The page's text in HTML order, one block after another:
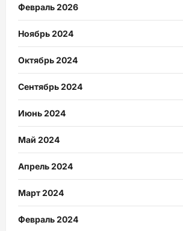
Февраль 2026
Ноябрь 2024
Октябрь 2024
Сентябрь 2024
Июнь 2024
Май 2024
Апрель 2024
Март 2024
Февраль 2024